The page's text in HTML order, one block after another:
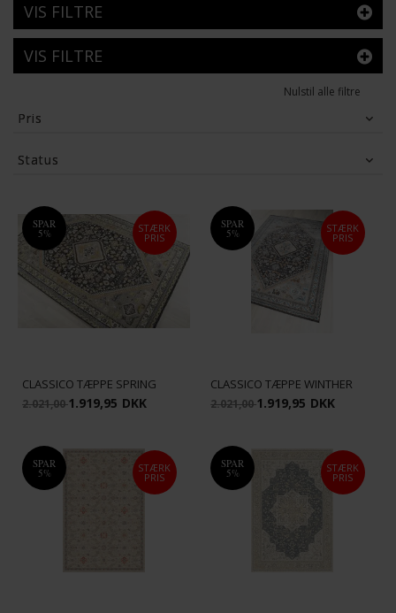
VIS FILTRE
VIS FILTRE
Nulstil alle filtre
Pris
Status
SPAR
5% STÆRK
PRIS
CLASSICO TÆPPE SPRING
2.021,001.919,95 DKK
SPAR
5% STÆRK
PRIS
CLASSICO TÆPPE WINTHER
2.021,001.919,95 DKK
SPAR
5% STÆRK
PRIS
SPAR
5% STÆRK
PRIS